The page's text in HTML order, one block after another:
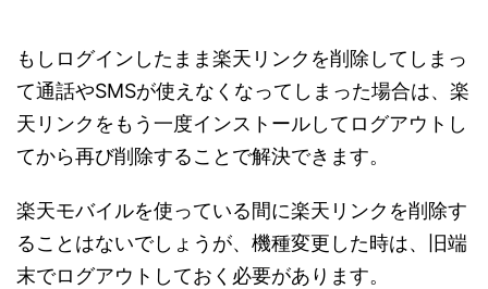
もしログインしたまま楽天リンクを削除してしまっ
て通話やSMSが使えなくなってしまった場合は、楽
天リンクをもう一度インストールしてログアウトし
てから再び削除することで解決できます。
楽天モバイルを使っている間に楽天リンクを削除す
ることはないでしょうが、機種変更した時は、旧端
末でログアウトしておく必要があります。